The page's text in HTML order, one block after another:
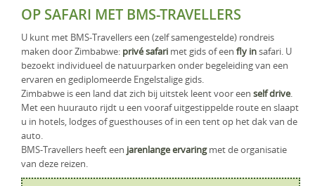
OP SAFARI MET BMS-TRAVELLERS
U kunt met BMS-Travellers een (zelf samengestelde) rondreis
maken door Zimbabwe: privé safari met gids of een fly insafari. U
bezoekt individueel de natuurparken onder begeleiding van een
ervaren en gediplomeerde Engelstalige gids.
Zimbabwe is een land dat zich bij uitstek leent voor een self drive.
Met een huurauto rijdt u een vooraf uitgestippelde route en slaapt
u in hotels, lodges of guesthouses of in een tent op het dak van de
auto.
BMS-Travellers heeft een jarenlange ervaringmet de organisatie
van deze reizen.